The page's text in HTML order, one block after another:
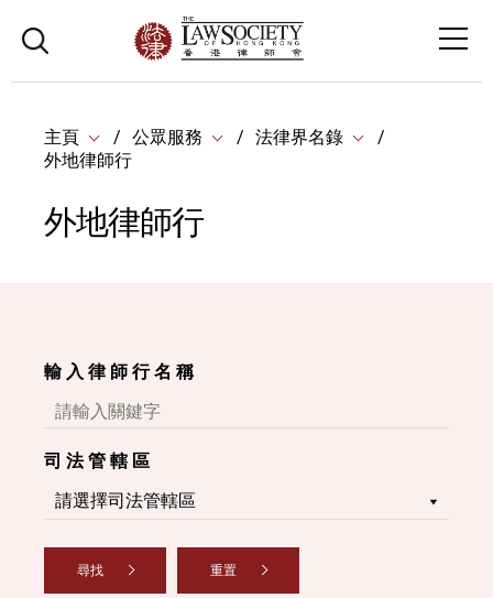
主頁 公眾服務
法律界名錄
外地律師行
外地律師行
輸 入 律 師 行 名 稱
司 法 管 轄 區
尋找 重置